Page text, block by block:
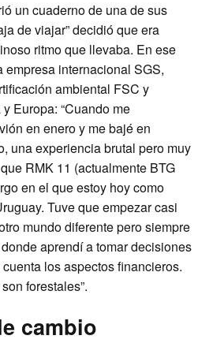
un cuaderno de una de sus
de viajar” decidió que era
ritmo que llevaba. En ese
internacional SGS,
ambiental FSC y
Europa: “Cuando me
en enero y me bajé en
una experiencia brutal pero muy
RMK 11 (actualmente BTG
en el que estoy hoy como
Tuve que empezar casi
mundo diferente pero siempre
aprendí a tomar decisiones
los aspectos financieros.
forestales”.
cambio